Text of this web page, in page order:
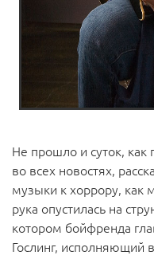
Не прошло и суток, как
во всех новостях,
музыки к хоррору, как
рука опустилась на
котором бойфренда
Гослинг, исполняющий